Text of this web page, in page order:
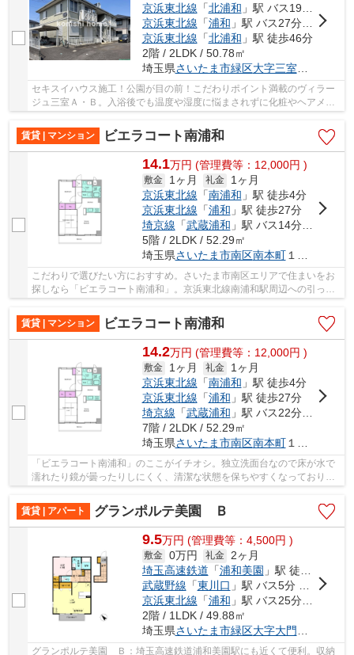
京浜東北線 「北浦和 」駅 バス19分 「北宿」 停歩5分
京浜東北線 「浦和 」駅 バス27分 「北宿」 停歩5分
京浜東北線 「北浦和 」駅 徒歩46分
2階 / 2LDK / 50.78㎡
埼玉県さいたま市緑区大字三室
セキスイハウス施工！公園が目の前！こだわりポイント満載のヴィラー
ジュ三室Ａ・Ｂ。入浴後でも温度や湿度に悩まされずに化粧やヘアメイ
クができる独立洗面台を採用しています。共同...
賃貸 | マンション
ビエラコート南浦和
14.1万円 (管理費等：12,000円 )
敷金 1ヶ月 礼金
1ヶ月
京浜東北線 「南浦和 」駅 徒歩4分
京浜東北線 「浦和 」駅 徒歩27分
埼京線 「武蔵浦和 」駅 バス14分 「南浦和駅西口」 停歩4分
5階 / 2LDK / 52.29㎡
埼玉県さいたま市南区南本町１丁目１３-１５
こだわりで選びたい方におすすめ。さいたま市南区エリアで住まいをお
探しなら「ビエラコート南浦和」。京浜東北線南浦和駅周辺への引っ越
賃貸 | マンション
ビエラコート南浦和
14.2万円 (管理費等：12,000円 )
敷金 1ヶ月 礼金
1ヶ月
京浜東北線 「南浦和 」駅 徒歩4分
京浜東北線 「浦和 」駅 徒歩27分
埼京線 「武蔵浦和 」駅 バス22分 「南浦和駅西口」 停歩4分
7階 / 2LDK / 52.29㎡
埼玉県さいたま市南区南本町１丁目１３-１５
「ビエラコート南浦和」のここがイチオシ。独立洗面台なので床が水で
濡れたり鏡が曇ったりしにくく、清潔な状態を保ちやすくなっておりま
賃貸 | アパート
グランポルテ美園 Ｂ
9.5万円 (管理費等：4,500円 )
敷金 0万円 礼金
2ヶ月
埼玉高速鉄道 「浦和美園 」駅 徒歩12分
武蔵野線 「東川口 」駅 バス5分 「大門」 停歩2分
京浜東北線 「浦和 」駅 バス25分 「大門」 停歩2分
2階 / 1LDK / 49.88㎡
埼玉県さいたま市緑区大字大門
グランポルテ美園 Ｂ：埼玉高速鉄道浦和美園駅にも近くて便利。収納